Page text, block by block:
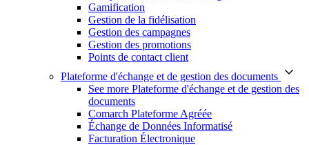
Gamification
Gestion de la fidélisation
Gestion des campagnes
Gestion des promotions
Points de contact client
Plateforme d'échange et de gestion des documents
See more Plateforme d'échange et de gestion des
documents
Comarch Plateforme Agréée
Échange de Données Informatisé
Facturation Électronique